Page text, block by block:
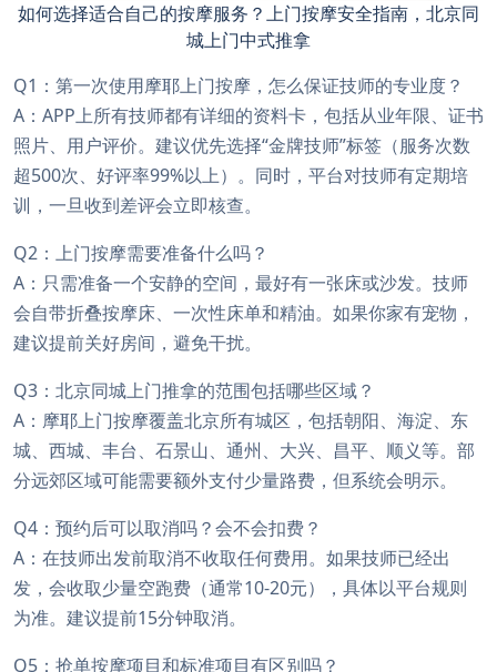
如何选择适合自己的按摩服务？上门按摩安全指南，北京同
城上门中式推拿
Q1：第一次使用摩耶上门按摩，怎么保证技师的专业度？
A：APP上所有技师都有详细的资料卡，包括从业年限、证书
照片、用户评价。建议优先选择“金牌技师”标签（服务次数
超500次、好评率99%以上）。同时，平台对技师有定期培
训，一旦收到差评会立即核查。
Q2：上门按摩需要准备什么吗？
A：只需准备一个安静的空间，最好有一张床或沙发。技师
会自带折叠按摩床、一次性床单和精油。如果你家有宠物，
建议提前关好房间，避免干扰。
Q3：北京同城上门推拿的范围包括哪些区域？
A：摩耶上门按摩覆盖北京所有城区，包括朝阳、海淀、东
城、西城、丰台、石景山、通州、大兴、昌平、顺义等。部
分远郊区域可能需要额外支付少量路费，但系统会明示。
Q4：预约后可以取消吗？会不会扣费？
A：在技师出发前取消不收取任何费用。如果技师已经出
发，会收取少量空跑费（通常10-20元），具体以平台规则
为准。建议提前15分钟取消。
Q5：抢单按摩项目和标准项目有区别吗？